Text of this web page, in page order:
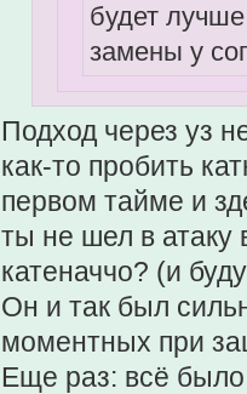
будет
замены у
Подход через уз
как-то пробить
первом тайме и
ты не шел в атаку
катеначчо? (и
Он и так был
моментных при
Еще раз: всё было